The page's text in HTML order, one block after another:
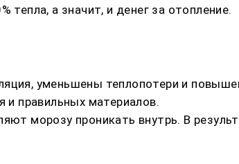
а значит, и денег за отопление.
уменьшены теплопотери и
и правильных материалов.
морозу проникать внутрь. В